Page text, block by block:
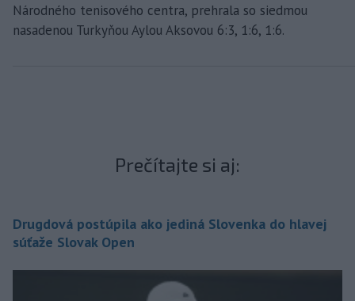
Národného tenisového centra, prehrala so siedmou
nasadenou Turkyňou Aylou Aksovou 6:3, 1:6, 1:6.
Prečítajte si aj:
Drugdová postúpila ako jediná Slovenka do hlavej
súťaže Slovak Open